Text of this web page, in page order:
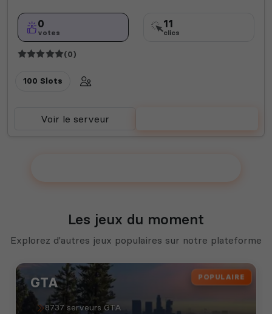
0
votes
11
clics
(0)
100 Slots
Voir le serveur
Les jeux du moment
Explorez d'autres jeux populaires sur notre plateforme
POPULAIRE
GTA
8737 serveurs GTA